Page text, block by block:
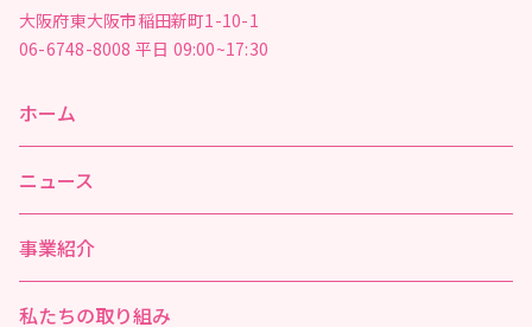
大阪府東大阪市稲田新町1-10-1
06-6748-8008 平日 09:00~17:30
ホーム
ニュース
事業紹介
私たちの取り組み